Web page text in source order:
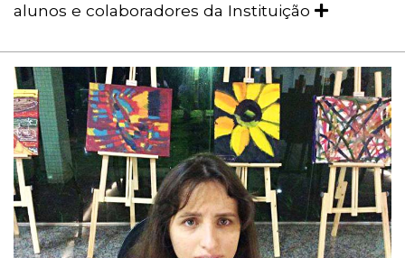
alunos e colaboradores da Instituição